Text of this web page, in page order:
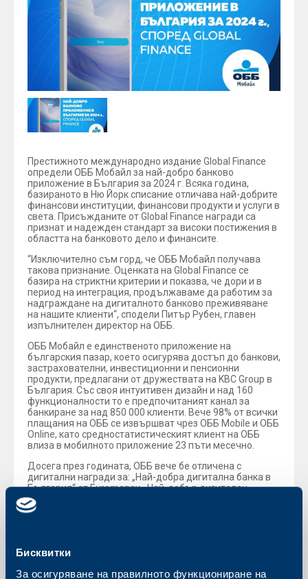
Бисквитки
За осигуряване на правилното функциониране на
Престижното международно издание Global Finance
определи ОББ Мобайл за най-добро банково
приложение в България за 2024 г. Всяка година,
базираното в Ню Йорк списание отличава най-добрите
финансови институции, финансови продукти и услуги в
света. Присъжданите от Global Finance награди са
признат и надежден стандарт за високи постижения в
областта на банковото дело и финансите.
“Изключително съм горд, че ОББ Мобайл получава
такова признание. Оценката на Global Finance се
базира на стриктни критерии и показва, че дори и в
период на интеграция, продължаваме да работим за
надграждане на дигиталното банково преживяване
на нашите клиенти“, сподели Питър Рубен, главен
изпълнителен директор на ОББ.
ОББ Мобайл е единственото приложение на
българския пазар, което осигурява достъп до банкови,
застрахователни, инвестиционни и пенсионни
продукти, предлагани от дружествата на KBC Group в
България. Със своя интуитивен дизайн и над 160
функционалности то е предпочитаният канал за
банкиране за над 850 000 клиенти. Вече 98% от всички
плащания на ОББ се извършват чрез ОББ Mobile и ОББ
Online, като средностатистическият клиент на ОББ
влиза в мобилното приложение 23 пъти месечно.
Досега през годината, ОББ вече бе отличена с
дигитални награди за: „Най-добра дигитална банка в
България“ от Euromoney, „Най-добър дигитален
продукт в действие“ от „Банка на годината“ и 1-ва
награда в категория „Вътрешни решения“ в Digitalk&A1